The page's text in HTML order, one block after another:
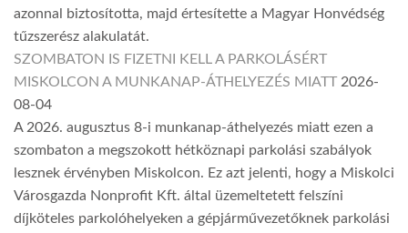
azonnal biztosította, majd értesítette a Magyar Honvédség
tűzszerész alakulatát.
SZOMBATON IS FIZETNI KELL A PARKOLÁSÉRT
MISKOLCON A MUNKANAP-ÁTHELYEZÉS MIATT 2026-
08-04
A 2026. augusztus 8-i munkanap-áthelyezés miatt ezen a
szombaton a megszokott hétköznapi parkolási szabályok
lesznek érvényben Miskolcon. Ez azt jelenti, hogy a Miskolci
Városgazda Nonprofit Kft. által üzemeltetett felszíni
díjköteles parkolóhelyeken a gépjárművezetőknek parkolási